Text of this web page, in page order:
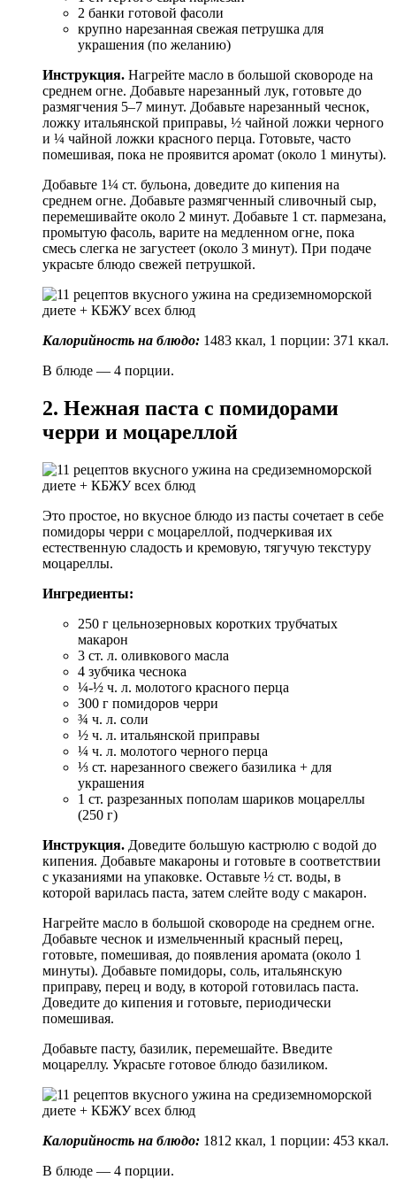
2 банки готовой фасоли
крупно нарезанная свежая петрушка для
украшения (по желанию)
Инструкция. Нагрейте масло в большой сковороде на
среднем огне. Добавьте нарезанный лук, готовьте до
размягчения 5–7 минут. Добавьте нарезанный чеснок,
ложку итальянской приправы, ½ чайной ложки черного
и ¼ чайной ложки красного перца. Готовьте, часто
помешивая, пока не проявится аромат (около 1 минуты).
Добавьте 1¼ ст. бульона, доведите до кипения на
среднем огне. Добавьте размягченный сливочный сыр,
перемешивайте около 2 минут. Добавьте 1 ст. пармезана,
промытую фасоль, варите на медленном огне, пока
смесь слегка не загустеет (около 3 минут). При подаче
украсьте блюдо свежей петрушкой.
Калорийность на блюдо: 1483 ккал, 1 порции: 371 ккал.
В блюде — 4 порции.
2. Нежная паста с помидорами
черри и моцареллой
Это простое, но вкусное блюдо из пасты сочетает в себе
помидоры черри с моцареллой, подчеркивая их
естественную сладость и кремовую, тягучую текстуру
моцареллы.
Ингредиенты:
250 г цельнозерновых коротких трубчатых
макарон
3 ст. л. оливкового масла
4 зубчика чеснока
¼-½ ч. л. молотого красного перца
300 г помидоров черри
¾ ч. л. соли
½ ч. л. итальянской приправы
¼ ч. л. молотого черного перца
⅓ ст. нарезанного свежего базилика + для
украшения
1 ст. разрезанных пополам шариков моцареллы
(250 г)
Инструкция. Доведите большую кастрюлю с водой до
кипения. Добавьте макароны и готовьте в соответствии
с указаниями на упаковке. Оставьте ½ ст. воды, в
которой варилась паста, затем слейте воду с макарон.
Нагрейте масло в большой сковороде на среднем огне.
Добавьте чеснок и измельченный красный перец,
готовьте, помешивая, до появления аромата (около 1
минуты). Добавьте помидоры, соль, итальянскую
приправу, перец и воду, в которой готовилась паста.
Доведите до кипения и готовьте, периодически
помешивая.
Добавьте пасту, базилик, перемешайте. Введите
моцареллу. Украсьте готовое блюдо базиликом.
Калорийность на блюдо: 1812 ккал, 1 порции: 453 ккал.
В блюде — 4 порции.